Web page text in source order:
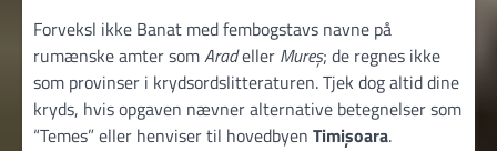
Forveksl ikke Banat med fembogstavs navne på
rumænske amter somAradeller Mureș; de regnes ikke
som provinser i krydsordslitteraturen. Tjek dog altid dine
kryds, hvis opgaven nævner alternative betegnelser som
“Temes” eller henviser til hovedbyen Timișoara.